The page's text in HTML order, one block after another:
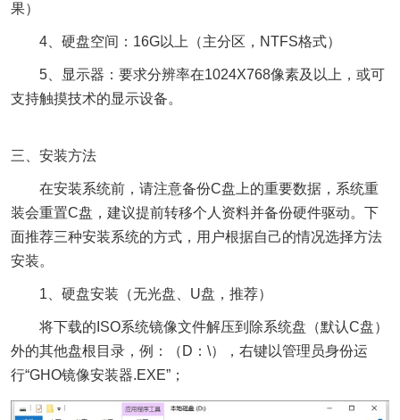
果）
4、硬盘空间：16G以上（主分区，NTFS格式）
5、显示器：要求分辨率在1024X768像素及以上，或可
支持触摸技术的显示设备。
三、安装方法
在安装系统前，请注意备份C盘上的重要数据，系统重
装会重置C盘，建议提前转移个人资料并备份硬件驱动。下
面推荐三种安装系统的方式，用户根据自己的情况选择方法
安装。
1、硬盘安装（无光盘、U盘，推荐）
将下载的ISO系统镜像文件解压到除系统盘（默认C盘）
外的其他盘根目录，例：（D：\），右键以管理员身份运
行“GHO镜像安装器.EXE”；